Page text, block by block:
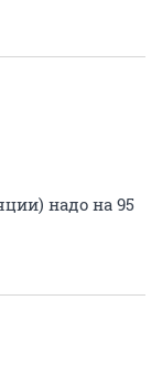
надо на 95